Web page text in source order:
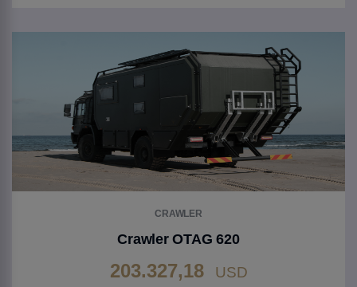
CRAWLER
Crawler OTAG 620
203.327,18 USD